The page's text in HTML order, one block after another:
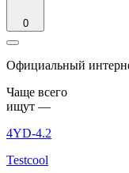
0
Официальный
Чаще вcего
ищут —
4YD-4.2
Testcool